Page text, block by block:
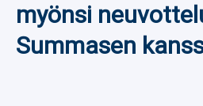
Yleisurheilu
Talviurheilu
myönsi
Summasen